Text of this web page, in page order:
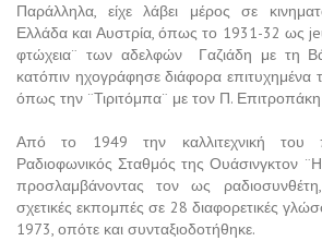
Παράλληλα, είχε λάβει μέρος σε
Ελλάδα και Αυστρία, όπως το 1931-32 ως
φτώχεια¨ των αδελφών Γαζιάδη με τη
κατόπιν ηχογράφησε διάφορα επιτυχημένα
όπως την ¨Τιριτόμπα¨ με τον Π.
Από το 1949 την καλλιτεχνική του
Ραδιοφωνικός Σταθμός της Ουάσινγκτον
προσλαμβάνοντας τον ως
σχετικές εκπομπές σε 28 διαφορετικές
1973, οπότε και συνταξιοδοτήθηκε.